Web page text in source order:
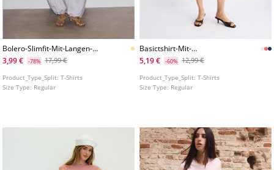
Bolero-Slimfit-Mit-Langen-
Armeln
3,99 € -78% 17,99 €
Product_Type_Split:T-Shirts
Size Type: Regular
Basictshirt-Mit-
Bateauausschnitt
5,19 € -60% 12,99 €
Product_Type_Split:T-Shirts
Size Type: Regular